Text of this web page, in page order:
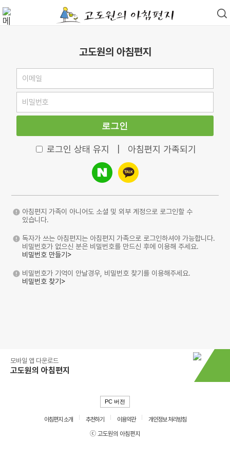
고도원의 아침편지
로그인
로그인 상태 유지 아침편지 가족되기
아침편지 가족이 아니어도 소셜 및 외부 계정으로 로그인할 수
있습니다.
독자가 쓰는 아침편지는 아침편지 가족으로 로그인하셔야 가능합니다.
비밀번호가 없으신 분은 비밀번호를 만드신 후에 이용해 주세요.
비밀번호 만들기>
비밀번호가 기억이 안날경우, 비밀번호 찾기를 이용해주세요.
비밀번호 찾기>
모바일 앱 다운로드
고도원의 아침편지
PC 버전
아침편지 소개 추천하기 이용약관
개인정보 처리방침
ⓒ 고도원의 아침편지